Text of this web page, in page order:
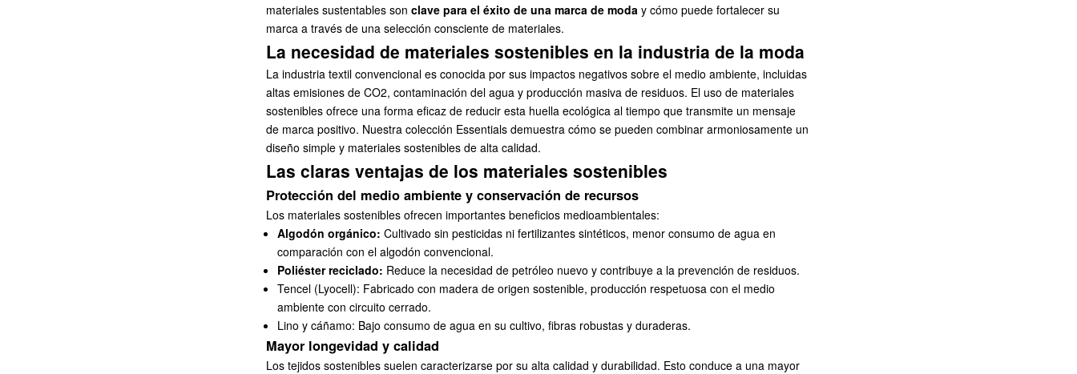
materiales sustentables son clave para el éxito de una marca de moda y cómo puede fortalecer su
marca a través de una selección consciente de materiales.
La necesidad de materiales sostenibles en la industria de la moda
La industria textil convencional es conocida por sus impactos negativos sobre el medio ambiente, incluidas
altas emisiones de CO2, contaminación del agua y producción masiva de residuos. El uso de materiales
sostenibles ofrece una forma eficaz de reducir esta huella ecológica al tiempo que transmite un mensaje
de marca positivo. Nuestra colección Essentials demuestra cómo se pueden combinar armoniosamente un
diseño simple y materiales sostenibles de alta calidad.
Las claras ventajas de los materiales sostenibles
Protección del medio ambiente y conservación de recursos
Los materiales sostenibles ofrecen importantes beneficios medioambientales:
Algodón orgánico: Cultivado sin pesticidas ni fertilizantes sintéticos, menor consumo de agua en
comparación con el algodón convencional.
Poliéster reciclado: Reduce la necesidad de petróleo nuevo y contribuye a la prevención de residuos.
Tencel (Lyocell): Fabricado con madera de origen sostenible, producción respetuosa con el medio
ambiente con circuito cerrado.
Lino y cáñamo: Bajo consumo de agua en su cultivo, fibras robustas y duraderas.
Mayor longevidad y calidad
Los tejidos sostenibles suelen caracterizarse por su alta calidad y durabilidad. Esto conduce a una mayor